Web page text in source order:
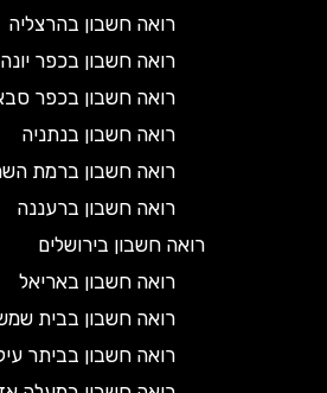
רואה חשבון בהרצליה
רואה חשבון בכפר יונה
רואה חשבון בכפר סבא
רואה חשבון בנתניה
רואה חשבון ברמת השרון
רואה חשבון ברעננה
רואה חשבון בירושלים
רואה חשבון באריאל
רואה חשבון בבית שמש
רואה חשבון בביתר עילית